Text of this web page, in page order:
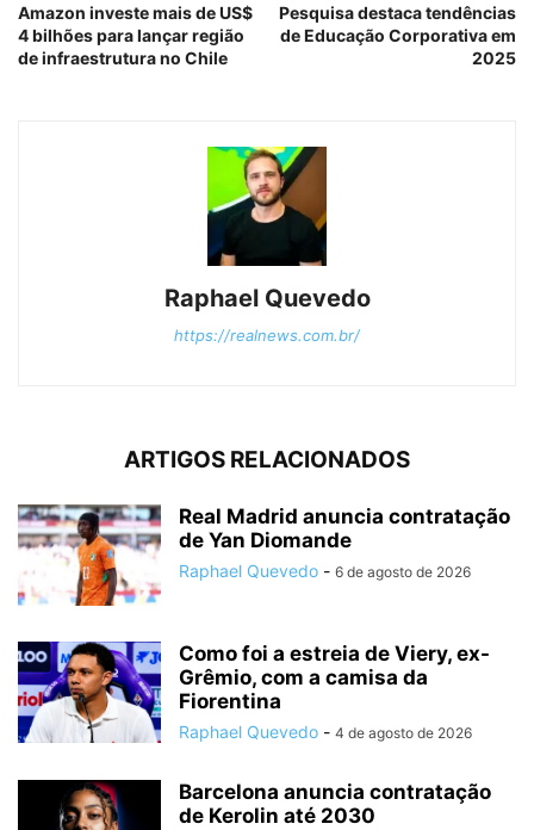
Amazon investe mais de US$
4 bilhões para lançar região
de infraestrutura no Chile
Pesquisa destaca tendências
de Educação Corporativa em
2025
Raphael Quevedo
https://realnews.com.br/
ARTIGOS RELACIONADOS
Real Madrid anuncia contratação
de Yan Diomande
Raphael Quevedo - 6 de agosto de 2026
Como foi a estreia de Viery, ex-
Grêmio, com a camisa da
Fiorentina
Raphael Quevedo - 4 de agosto de 2026
Barcelona anuncia contratação
de Kerolin até 2030